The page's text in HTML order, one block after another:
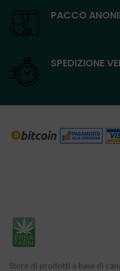
PACCO
SPEDIZIONE
Store di prodotti a base di